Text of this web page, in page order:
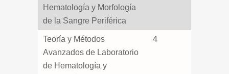
Hematología y Morfología
de la Sangre Periférica
Teoría y Métodos
Avanzados de Laboratorio
de Hematología y
4